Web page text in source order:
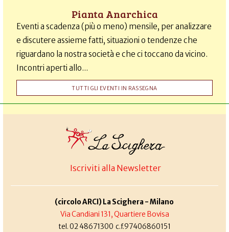
Pianta Anarchica
Eventi a scadenza (più o meno) mensile, per analizzare
e discutere assieme fatti, situazioni o tendenze che
riguardano la nostra società e che ci toccano da vicino.
Incontri aperti allo...
TUTTI GLI EVENTI IN RASSEGNA
Iscriviti alla Newsletter
(circolo ARCI) La Scighera - Milano
Via Candiani 131, Quartiere Bovisa
tel. 02 48671300 c.f.97406860151